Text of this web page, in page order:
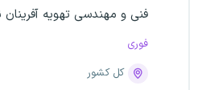
فنی و مهندسی تهویه
فوری
کل کشور